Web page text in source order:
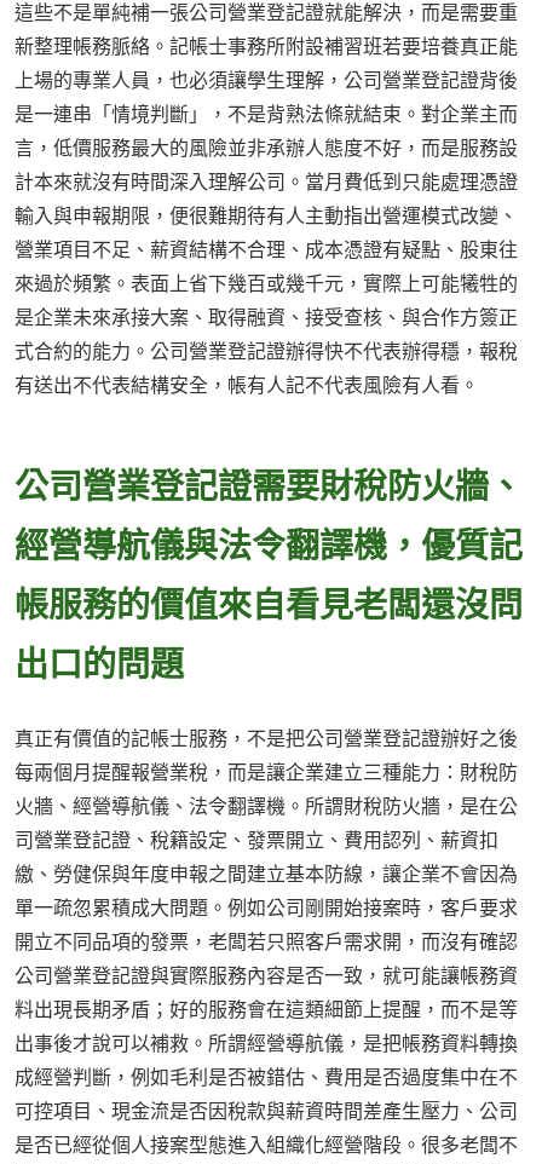
這些不是單純補一張公司營業登記證就能解決，而是需要重
新整理帳務脈絡。記帳士事務所附設補習班若要培養真正能
上場的專業人員，也必須讓學生理解，公司營業登記證背後
是一連串「情境判斷」，不是背熟法條就結束。對企業主而
言，低價服務最大的風險並非承辦人態度不好，而是服務設
計本來就沒有時間深入理解公司。當月費低到只能處理憑證
輸入與申報期限，便很難期待有人主動指出營運模式改變、
營業項目不足、薪資結構不合理、成本憑證有疑點、股東往
來過於頻繁。表面上省下幾百或幾千元，實際上可能犧牲的
是企業未來承接大案、取得融資、接受查核、與合作方簽正
式合約的能力。公司營業登記證辦得快不代表辦得穩，報稅
有送出不代表結構安全，帳有人記不代表風險有人看。
公司營業登記證需要財稅防火牆、
經營導航儀與法令翻譯機，優質記
帳服務的價值來自看見老闆還沒問
出口的問題
真正有價值的記帳士服務，不是把公司營業登記證辦好之後
每兩個月提醒報營業稅，而是讓企業建立三種能力：財稅防
火牆、經營導航儀、法令翻譯機。所謂財稅防火牆，是在公
司營業登記證、稅籍設定、發票開立、費用認列、薪資扣
繳、勞健保與年度申報之間建立基本防線，讓企業不會因為
單一疏忽累積成大問題。例如公司剛開始接案時，客戶要求
開立不同品項的發票，老闆若只照客戶需求開，而沒有確認
公司營業登記證與實際服務內容是否一致，就可能讓帳務資
料出現長期矛盾；好的服務會在這類細節上提醒，而不是等
出事後才說可以補救。所謂經營導航儀，是把帳務資料轉換
成經營判斷，例如毛利是否被錯估、費用是否過度集中在不
可控項目、現金流是否因稅款與薪資時間差產生壓力、公司
是否已經從個人接案型態進入組織化經營階段。很多老闆不